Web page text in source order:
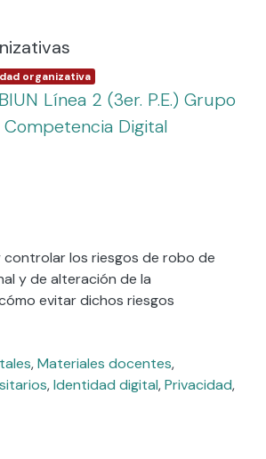
type:organizativa ,
Línea 2 (3er. P.E.) Grupo
Digital
los riesgos de robo de
y de alteración de la
evitar dichos riesgos
,Materiales docentes,
,Identidad digital,Privacidad,